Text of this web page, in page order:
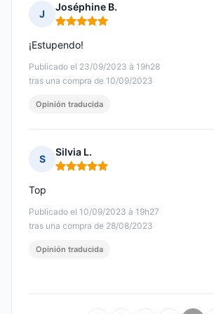
J
Joséphine B.
Nota: 5 de 5
Publicado el 23/09/2023 à 19h28
tras una compra de 10/09/2023
¡Estupendo!
Opinión traducida
S
Silvia L.
Nota: 5 de 5
Publicado el 10/09/2023 à 19h27
tras una compra de 28/08/2023
Top
Opinión traducida